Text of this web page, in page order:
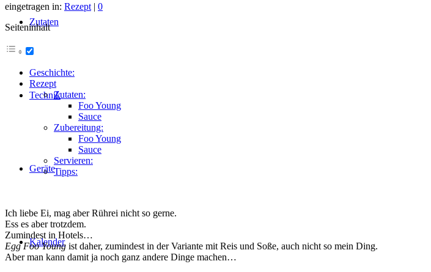
Zutaten
Technik
Geräte
Kalender
eingetragen in: Rezept | 0
Seiteninhalt
Geschichte:
Rezept
Zutaten:
Foo Young
Sauce
Zubereitung:
Foo Young
Sauce
Servieren:
Tipps:
Ich liebe Ei, mag aber Rührei nicht so gerne.
Ess es aber trotzdem.
Zumindest in Hotels…
Egg Foo Young ist daher, zumindest in der Variante mit Reis und Soße, auch nicht so mein Ding.
Aber man kann damit ja noch ganz andere Dinge machen…